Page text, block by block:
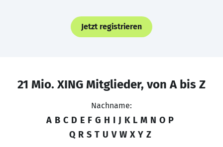
Jetzt registrieren
21 Mio. XING Mitglieder, von A bis Z
Nachname:
A B C D E F G H I J K L M N O P
Q R S T U V W X Y Z